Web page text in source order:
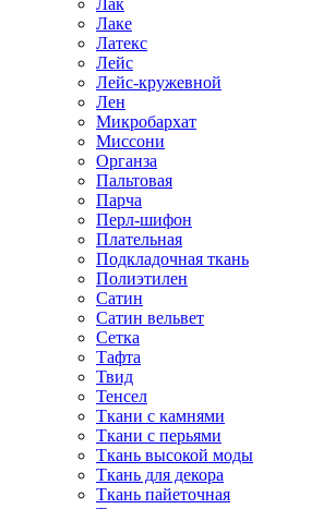
Лаке
Латекс
Лейс
Лейс-кружевной
Лен
Микробархат
Миссони
Органза
Пальтовая
Парча
Перл-шифон
Плательная
Подкладочная ткань
Полиэтилен
Сатин
Сатин вельвет
Сетка
Тафта
Твид
Тенсел
Ткани с камнями
Ткани с перьями
Ткань высокой моды
Ткань для декора
Ткань пайеточная